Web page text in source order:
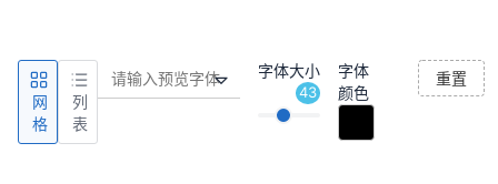
网
格
列
表
字体大小
43
字体
颜色
重置